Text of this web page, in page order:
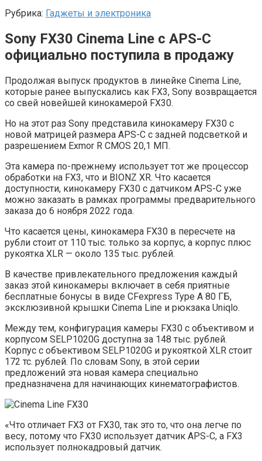
Рубрика: Гаджеты и электроника
Sony FX30 Cinema Line с APS-C
официально поступила в продажу
Продолжая выпуск продуктов в линейке Cinema Line,
которые ранее выпускались как FX3, Sony возвращается
со свей новейшей кинокамерой FX30.
Но на этот раз Sony представила кинокамеру FX30 с
новой матрицей размера APS-C с задней подсветкой и
разрешением Exmor R CMOS 20,1 МП.
Эта камера по-прежнему использует тот же процессор
обработки на FX3, что и BIONZ XR. Что касается
доступности, кинокамеру FX30 с датчиком APS-C уже
можно заказать в рамках программы предварительного
заказа до 6 ноября 2022 года.
Что касается цены, кинокамера FX30 в пересчете на
рубли стоит от 110 тыс. только за корпус, а корпус плюс
рукоятка XLR — около 135 тыс. рублей.
В качестве привлекательного предложения каждый
заказ этой кинокамеры включает в себя приятные
бесплатные бонусы в виде CFexpress Type A 80 ГБ,
эксклюзивной крышки Cinema Line и рюкзака Uniqlo.
Между тем, конфигурация камеры FX30 с объективом и
корпусом SELP1020G доступна за 148 тыс. рублей.
Корпус с объективом SELP1020G и рукояткой XLR стоит
172 тс. рублей. По словам Sony, в этой серии
предложений эта новая камера специально
предназначена для начинающих кинематографистов.
«Что отличает FX3 от FX30, так это то, что она легче по
весу, потому что FX30 использует датчик APS-C, а FX3
использует полнокадровый датчик.